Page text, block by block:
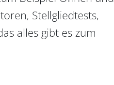
Stellgliedtests,
alles gibt es zum